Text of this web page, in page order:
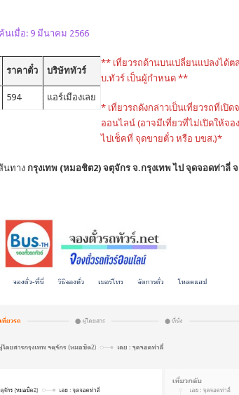
เมื่อ: 9 มีนาคม 2566
ราคาตั๋ว บริษัททัวร์
594 แอร์เมืองเลย
** เที่ยวรถด้านบนเปลี่ยนแปลงได้ต
บ.ทัวร์ เป็นผู้กำหนด **
* เที่ยวรถดังกล่าวเป็นเที่ยวรถที่เปิด
ออนไลน์ (อาจมีเที่ยวที่ไม่เปิดให้จอ
ไปเช็คที่ จุดขายตั๋ว หรือ บขส.)*
นทาง กรุงเทพ (หมอชิต2) จตุจักร จ.กรุงเทพ ไป จุดจอดท่าลี่ จ